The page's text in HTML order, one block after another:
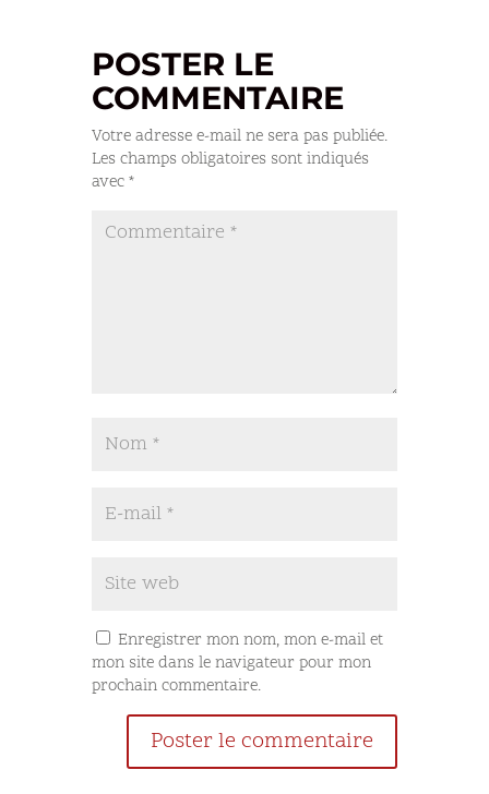
POSTER LE
COMMENTAIRE
Votre adresse e-mail ne sera pas publiée.
Les champs obligatoires sont indiqués
avec*
Enregistrer mon nom, mon e-mail et
mon site dans le navigateur pour mon
prochain commentaire.